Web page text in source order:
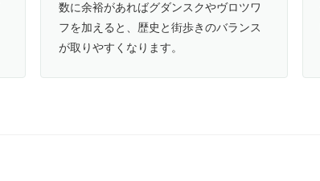
数に余裕があればグダンスクやヴロツワ
フを加えると、歴史と街歩きのバランス
が取りやすくなります。